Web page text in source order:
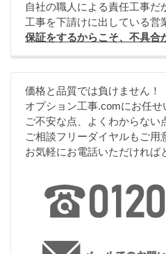
自社の職人による責任工事
工事を下請けに出している営
保証をするからこそ、不具合
価格と品質では負けません！
オプション工事.comにお任
ご不安な点、よくわからな
ご相談フリーダイヤルもご
お気軽にお電話いただければ